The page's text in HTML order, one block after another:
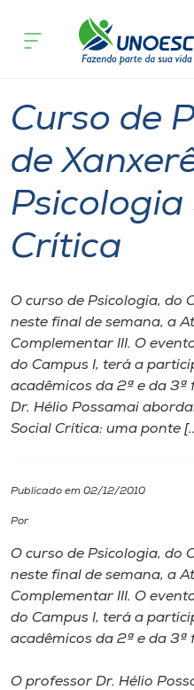
Cursos
Pesquisa
Atendimento ao
Portal de Ensino
A
Internacionalização
I.nova
Diplomados
CPA
Biblioteca
acontece
Curso de
de
Psicologia
Crítica
O curso de Psicologia, do
neste final de semana, a
Complementar III. O
do Campus I, terá a
acadêmicos da 2ª e da
Dr. Hélio Possamai
Social Crítica: uma ponte
Publicado em 02/12/2010
Por
O curso de Psicologia, do
neste final de semana, a
Complementar III. O
do Campus I, terá a
acadêmicos da 2ª e da 3ª
O professor Dr. Hélio